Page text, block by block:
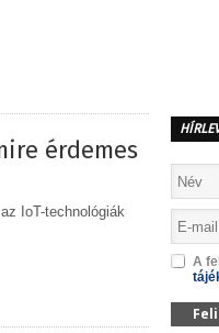
érdemes
IoT-technológiák
A